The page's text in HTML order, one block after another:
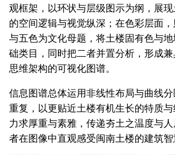
观框架，以环状与层级图示为纲，展现
的空间逻辑与视觉纵深；在色彩层面
与五色为文化母题，将土楼固有色与
础类目，同时把二者并置分析，形成
思维架构的可视化图谱。
信息图谱总体运用非线性布局与曲线
重复，以更贴近土楼有机生长的特质
力求厚重与素雅，传递夯土之温度与
者在图像中直观感受闽南土楼的建筑智